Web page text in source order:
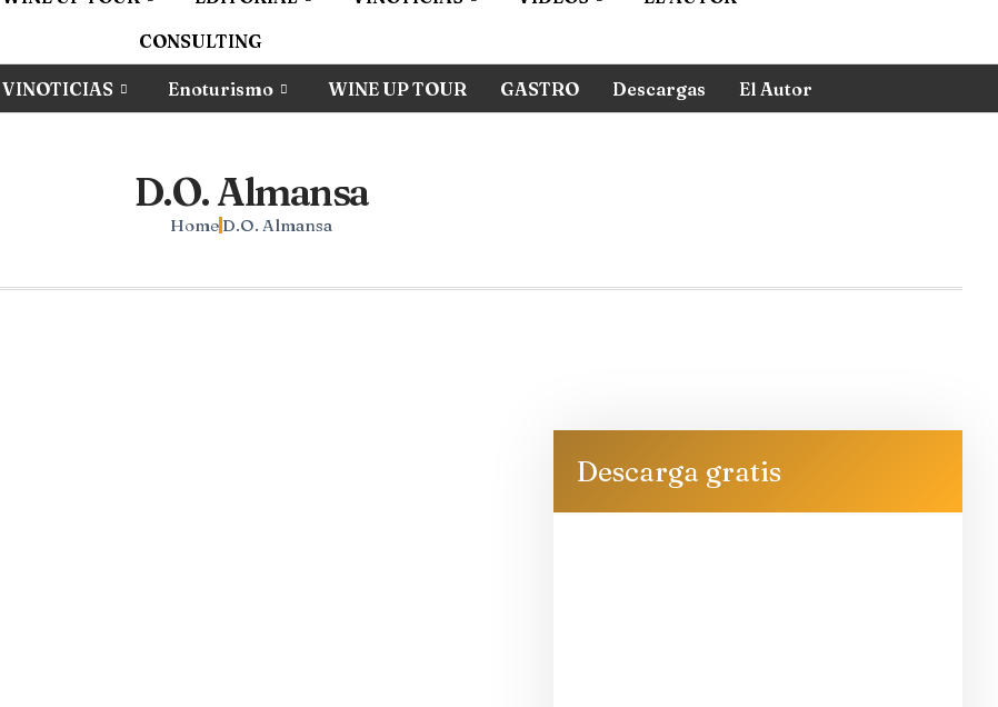
CONSULTING
VINOTICIAS Enoturismo WINE UP TOUR GASTRO Descargas El Autor
D.O. Almansa
Home D.O. Almansa
Descarga gratis